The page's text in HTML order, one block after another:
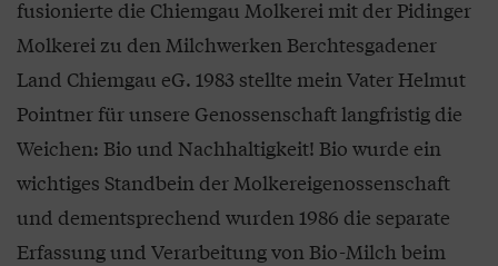
fusionierte die Chiemgau Molkerei mit der Pidinger
Molkerei zu den Milchwerken Berchtesgadener
Land Chiemgau eG. 1983 stellte mein Vater Helmut
Pointner für unsere Genossenschaft langfristig die
Weichen: Bio und Nachhaltigkeit! Bio wurde ein
wichtiges Standbein der Molkereigenossenschaft
und dementsprechend wurden 1986 die separate
Erfassung und Verarbeitung von Bio-Milch beim